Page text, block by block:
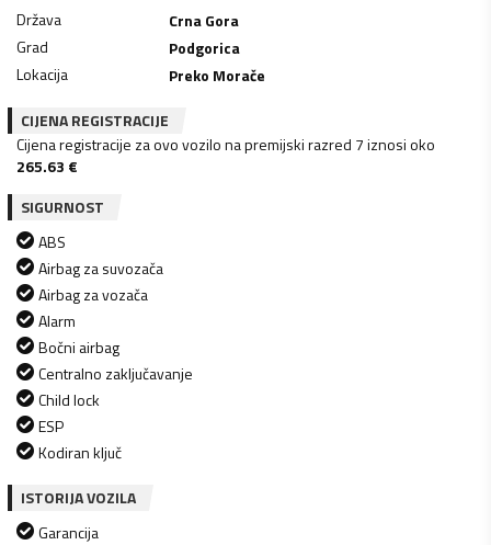
Država
Crna Gora
Grad
Podgorica
Lokacija
Preko Morače
CIJENA REGISTRACIJE
Cijena registracije za ovo vozilo na premijski razred 7 iznosi oko
265.63 €
SIGURNOST
ABS
Airbag za suvozača
Airbag za vozača
Alarm
Bočni airbag
Centralno zaključavanje
Child lock
ESP
Kodiran ključ
ISTORIJA VOZILA
Garancija